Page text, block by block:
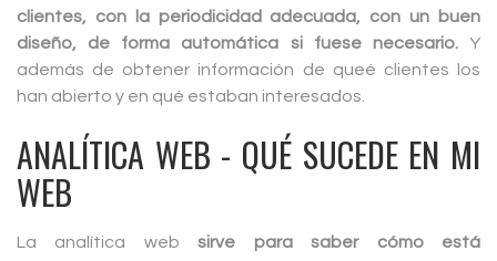
clientes, con la periodicidad adecuada, con un buen
diseño, de forma automática si fuese necesario.Y
además de obtener información de queé clientes los
han abierto y en qué estaban interesados.
ANALÍTICA WEB - QUÉ SUCEDE EN MI
WEB
La analítica web sirve para saber cómo está